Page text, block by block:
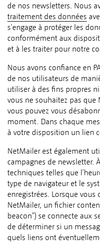
de nos newsletters. Nous
traitement des données
s'engage à protéger les
conformément aux
et à les traiter pour notre
Nous avons confiance en
de nos utilisateurs de
utiliser à des fins propres
vous ne souhaitez pas que
vous pouvez vous
moment. Dans chaque
à votre disposition un lien
NetMailer est également
campagnes de newsletter.
techniques telles que
type de navigateur et le
enregistrées. Lorsque
NetMailer, un fichier
beacon") se connecte aux
de déterminer si un
quels liens ont